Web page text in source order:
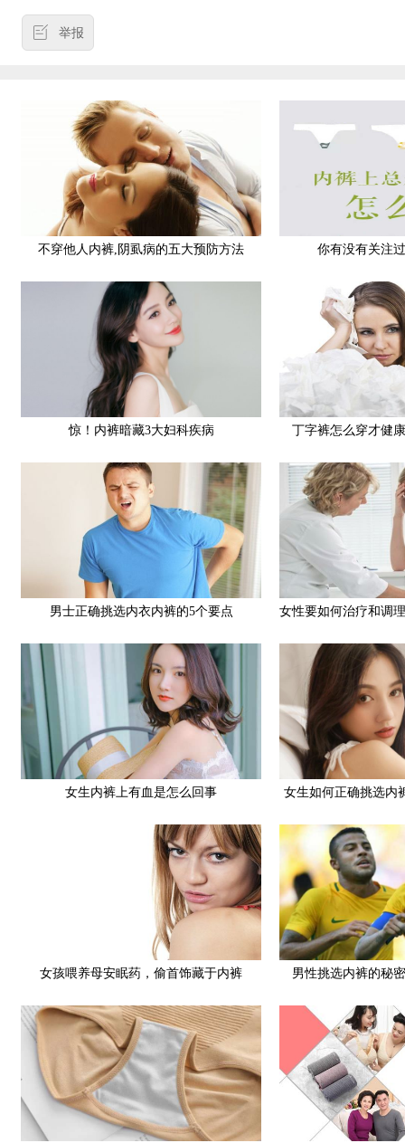
举报
不穿他人内裤,阴虱病的五大预防方法 你有没有关注
惊！内裤暗藏3大妇科疾病 丁字裤怎么穿才健
男士正确挑选内衣内裤的5个要点
女性要如何治疗和调
女生内裤上有血是怎么回事
女生如何正确挑选内
女孩喂养母安眠药，偷首饰藏于内裤 男性挑选内裤的秘